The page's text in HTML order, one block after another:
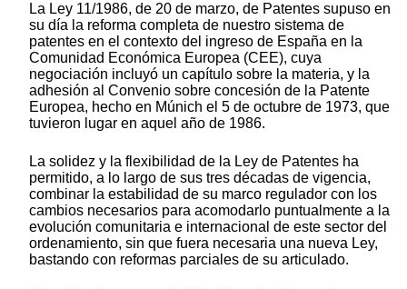
La Ley 11/1986, de 20 de marzo, de Patentes supuso en
su día la reforma completa de nuestro sistema de
patentes en el contexto del ingreso de España en la
Comunidad Económica Europea (CEE), cuya
negociación incluyó un capítulo sobre la materia, y la
adhesión al Convenio sobre concesión de la Patente
Europea, hecho en Múnich el 5 de octubre de 1973, que
tuvieron lugar en aquel año de 1986.
La solidez y la flexibilidad de la Ley de Patentes ha
permitido, a lo largo de sus tres décadas de vigencia,
combinar la estabilidad de su marco regulador con los
cambios necesarios para acomodarlo puntualmente a la
evolución comunitaria e internacional de este sector del
ordenamiento, sin que fuera necesaria una nueva Ley,
bastando con reformas parciales de su articulado.